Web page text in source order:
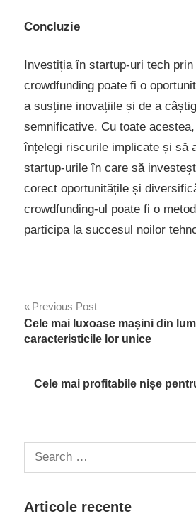
Concluzie
Investiția în startup-uri tech
crowdfunding poate fi o
a susține inovațiile și de a
semnificative. Cu toate
înțelegi riscurile implicate și să
startup-urile în care să
corect oportunitățile și
crowdfunding-ul poate fi o
participa la succesul noilor
Navigare
în
Previous Post
Cele mai luxoase mașini din
caracteristicile lor unice
Cele mai profitabile nișe
Search
for:
Articole recente